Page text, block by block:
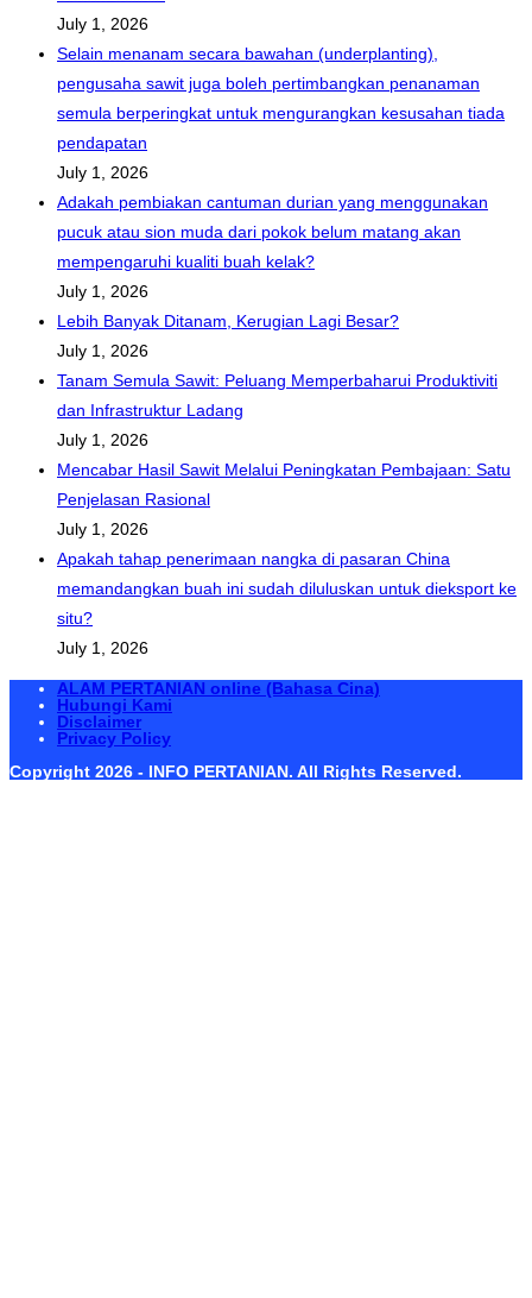
July 1, 2026
Selain menanam secara bawahan (underplanting),
pengusaha sawit juga boleh pertimbangkan penanaman
semula berperingkat untuk mengurangkan kesusahan tiada
pendapatan
July 1, 2026
Adakah pembiakan cantuman durian yang menggunakan
pucuk atau sion muda dari pokok belum matang akan
mempengaruhi kualiti buah kelak?
July 1, 2026
Lebih Banyak Ditanam, Kerugian Lagi Besar?
July 1, 2026
Tanam Semula Sawit: Peluang Memperbaharui Produktiviti
dan Infrastruktur Ladang
July 1, 2026
Mencabar Hasil Sawit Melalui Peningkatan Pembajaan: Satu
Penjelasan Rasional
July 1, 2026
Apakah tahap penerimaan nangka di pasaran China
memandangkan buah ini sudah diluluskan untuk dieksport ke
situ?
July 1, 2026
ALAM PERTANIAN online (Bahasa Cina)
Hubungi Kami
Disclaimer
Privacy Policy
Copyright 2026 - INFO PERTANIAN. All Rights Reserved.